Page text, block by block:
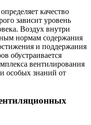
качество
зависит уровень
Воздух внутри
нормам содержания
и поддержания
обустраивается
вентилирования
и особых знаний от